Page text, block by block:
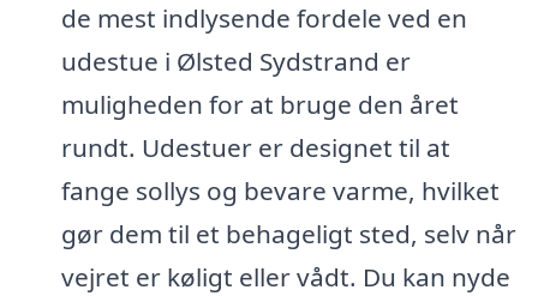
de mest indlysende fordele ved en
udestue i Ølsted Sydstrand er
muligheden for at bruge den året
rundt. Udestuer er designet til at
fange sollys og bevare varme, hvilket
gør dem til et behageligt sted, selv når
vejret er køligt eller vådt. Du kan nyde